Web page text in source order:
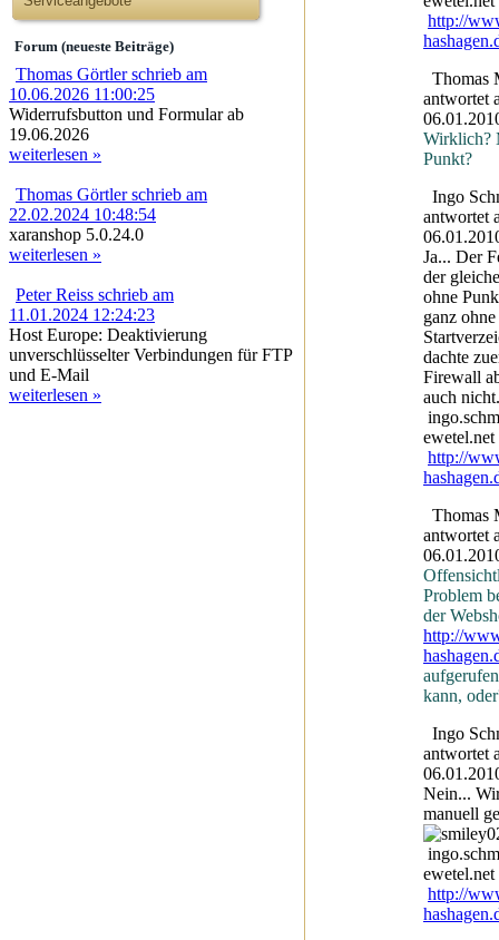
Forum (neueste Beiträge)
Thomas Görtler schrieb am
10.06.2026 11:00:25
Widerrufsbutton und Formular ab
19.06.2026
weiterlesen »
Thomas Görtler schrieb am
22.02.2024 10:48:54
xaranshop 5.0.24.0
weiterlesen »
Peter Reiss schrieb am
11.01.2024 12:24:23
Host Europe: Deaktivierung
unverschlüsselter Verbindungen für FTP
und E-Mail
weiterlesen »
http://
Thomas
antwortet
Wirklich?
Punkt?
Ingo
antwortet
Ja... Der
der
ohne
ganz ohne
dachte
Firewall
auch
ewetel.net
http://
Thomas
antwortet
Problem
der
http://
kann,
Ingo
antwortet
Nein...
manuell
ewetel.net
http://